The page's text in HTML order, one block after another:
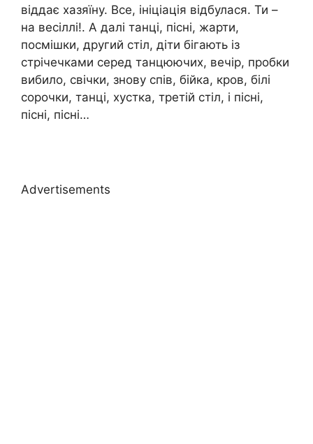
віддає хазяїну. Все, ініціація відбулася. Ти –
на весіллі!. А далі танці, пісні, жарти,
посмішки, другий стіл, діти бігають із
стрічечками серед танцюючих, вечір, пробки
вибило, свічки, знову спів, бійка, кров, білі
сорочки, танці, хустка, третій стіл, і пісні,
пісні, пісні…
Advertisements